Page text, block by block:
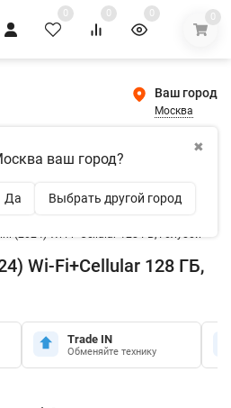
0 0 0 0
Ваш город
Москва
✖
ваш город?
Да Выбрать другой город
канал и получи
C 20W при покупке в
(2024) Wi-Fi+Cellular 128 ГБ, Голубой
Wi-Fi+Cellular 128 ГБ,
Trade IN
Обменяйте технику